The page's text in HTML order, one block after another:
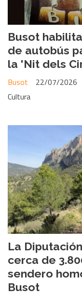
Busot
de autobús
la 'Nit dels
Busot
22/07/2026
Cultura
La
cerca de
sendero
Busot